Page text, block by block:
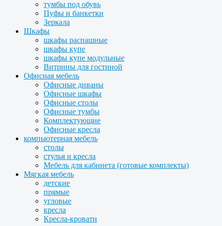
тумбы под обувь
Пуфы и банкетки
Зеркала
Шкафы
шкафы распашные
шкафы купе
шкафы купе модульные
Витрины для гостиной
Офисная мебель
Офисные диваны
Офисные шкафы
Офисные столы
Офисные тумбы
Комплектующие
Офисные кресла
компьютерная мебель
столы
стулья и кресла
Мебель для кабинета (готовые комплекты)
Мягкая мебель
детские
прямые
угловые
кресла
Кресла-кровати